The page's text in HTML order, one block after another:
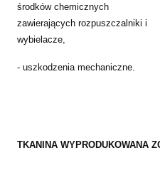
środków chemicznych
zawierających rozpuszczalniki i
wybielacze,
- uszkodzenia mechaniczne.
TKANINA WYPRODUKOWANA